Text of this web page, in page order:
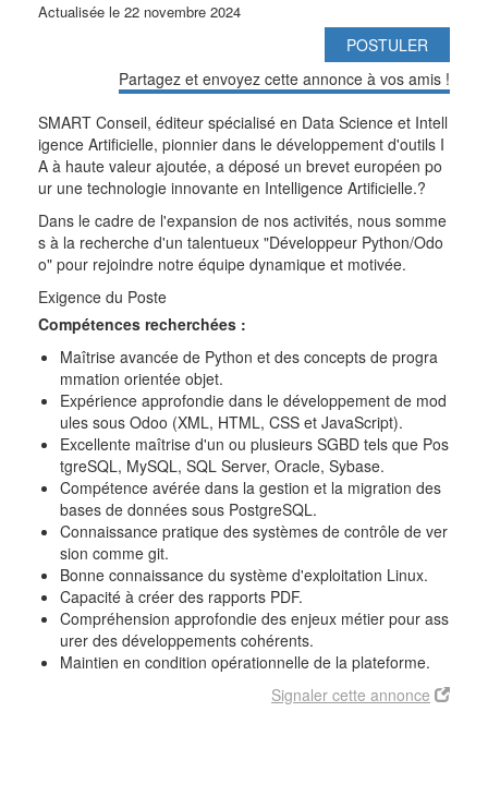
Actualisée le 22 novembre 2024
POSTULER
Partagez et envoyez cette annonce à vos amis !
SMART Conseil, éditeur spécialisé en Data Science et Intell
igence Artificielle, pionnier dans le développement d'outils I
A à haute valeur ajoutée, a déposé un brevet européen po
ur une technologie innovante en Intelligence Artificielle.?
Dans le cadre de l'expansion de nos activités, nous somme
s à la recherche d'un talentueux "Développeur Python/Odo
o" pour rejoindre notre équipe dynamique et motivée.
Exigence du Poste
Compétences recherchées :
Maîtrise avancée de Python et des concepts de progra
mmation orientée objet.
Expérience approfondie dans le développement de mod
ules sous Odoo (XML, HTML, CSS et JavaScript).
Excellente maîtrise d'un ou plusieurs SGBD tels que Pos
tgreSQL, MySQL, SQL Server, Oracle, Sybase.
Compétence avérée dans la gestion et la migration des
bases de données sous PostgreSQL.
Connaissance pratique des systèmes de contrôle de ver
sion comme git.
Bonne connaissance du système d'exploitation Linux.
Capacité à créer des rapports PDF.
Compréhension approfondie des enjeux métier pour ass
urer des développements cohérents.
Maintien en condition opérationnelle de la plateforme.
Signaler cette annonce